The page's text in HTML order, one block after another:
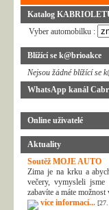
Katalog
Vyber automobilku :
Blížící se k@brioakce
Nejsou žádné blížící se
WhatsApp kanál
Online uživatelé
Aktuality
Soutěž MOJE AUTO
Zima je na krku a
večery, vymysleli
zabavíte a máte
více informací...